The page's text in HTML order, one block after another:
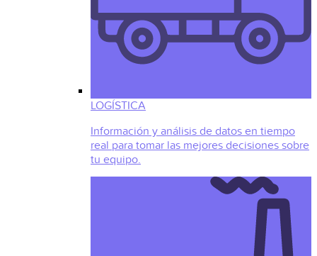
LOGÍSTICA
Información y análisis de datos en tiempo
real para tomar las mejores decisiones sobre
tu equipo.